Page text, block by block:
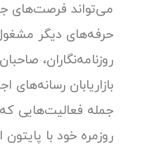
می‌تواند فرصت‌های
حرفه‌های دیگر
روزنامه‌نگاران،
بازاریابان رسانه‌های
جمله فعالیت‌هایی
روزمره خود با